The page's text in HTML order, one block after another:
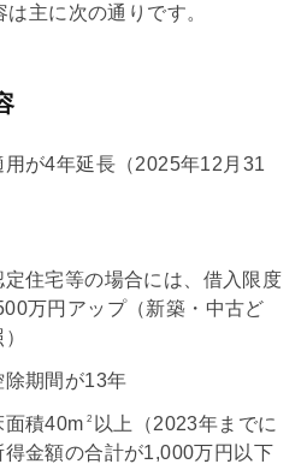
主に次の通りです。
用が4年延長（2025年12月31
住宅等の場合には、借入限度
万円アップ（新築・中古ど
除期間が13年
面積40m 2 以上（2023年までに
金額の合計が1,000万円以下